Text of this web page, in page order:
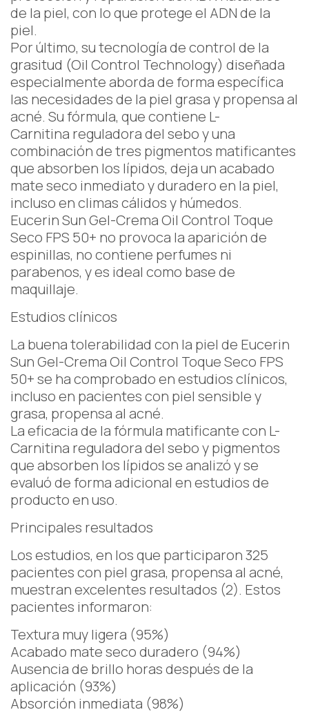
de la piel, con lo que protege el ADN de la
piel.
Por último, su tecnología de control de la
grasitud (Oil Control Technology) diseñada
especialmente aborda de forma específica
las necesidades de la piel grasa y propensa al
acné. Su fórmula, que contiene L-
Carnitina reguladora del sebo y una
combinación de tres pigmentos matificantes
que absorben los lípidos, deja un acabado
mate seco inmediato y duradero en la piel,
incluso en climas cálidos y húmedos.
Eucerin Sun Gel-Crema Oil Control Toque
Seco FPS 50+ no provoca la aparición de
espinillas, no contiene perfumes ni
parabenos, y es ideal como base de
maquillaje.
Estudios clínicos
La buena tolerabilidad con la piel de Eucerin
Sun Gel-Crema Oil Control Toque Seco FPS
50+ se ha comprobado en estudios clínicos,
incluso en pacientes con piel sensible y
grasa, propensa al acné.
La eficacia de la fórmula matificante con L-
Carnitina reguladora del sebo y pigmentos
que absorben los lípidos se analizó y se
evaluó de forma adicional en estudios de
producto en uso.
Principales resultados
Los estudios, en los que participaron 325
pacientes con piel grasa, propensa al acné,
muestran excelentes resultados (2). Estos
pacientes informaron:
Textura muy ligera (95%)
Acabado mate seco duradero (94%)
Ausencia de brillo horas después de la
aplicación (93%)
Absorción inmediata (98%)